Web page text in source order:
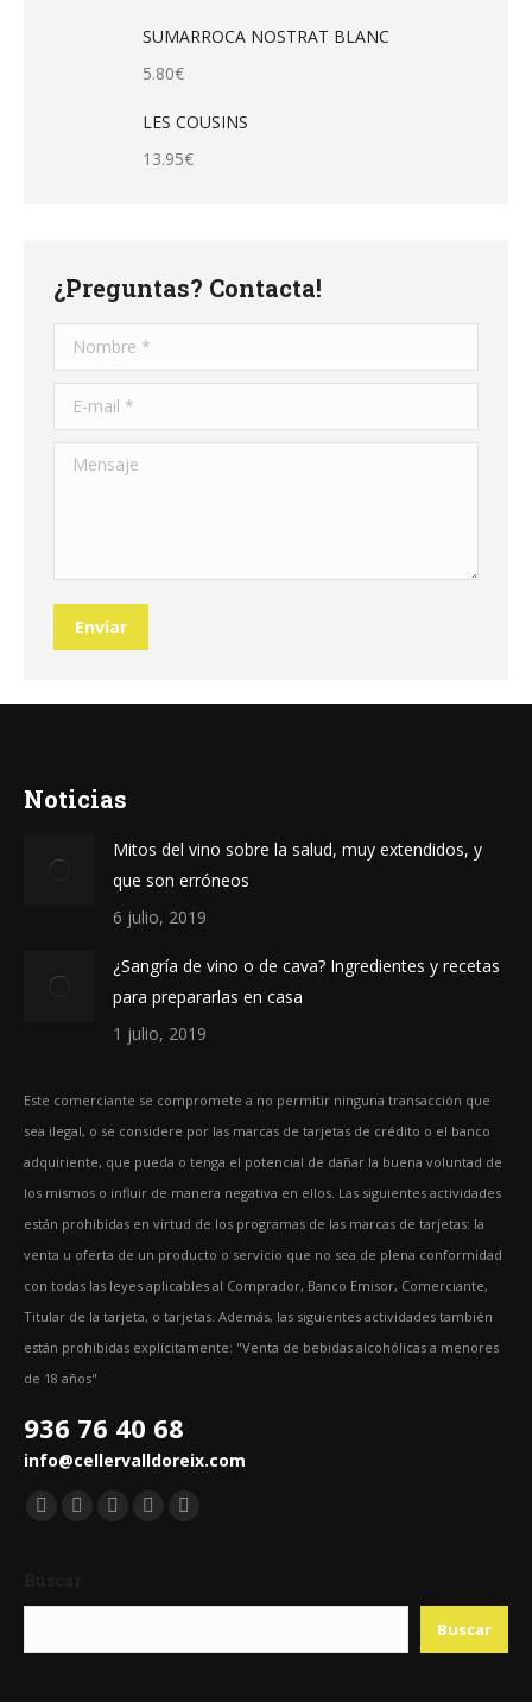
SUMARROCA NOSTRAT BLANC
5.80€
LES COUSINS
13.95€
¿Preguntas? Contacta!
Nombre *
E-mail *
Mensaje
Enviar
Noticias
Mitos del vino sobre la salud, muy extendidos, y
que son erróneos
6 julio, 2019
¿Sangría de vino o de cava? Ingredientes y recetas
para prepararlas en casa
1 julio, 2019
Este comerciante se compromete a no permitir ninguna transacción que
sea ilegal, o se considere por las marcas de tarjetas de crédito o el banco
adquiriente, que pueda o tenga el potencial de dañar la buena voluntad de
los mismos o influir de manera negativa en ellos. Las siguientes actividades
están prohibidas en virtud de los programas de las marcas de tarjetas: la
venta u oferta de un producto o servicio que no sea de plena conformidad
con todas las leyes aplicables al Comprador, Banco Emisor, Comerciante,
Titular de la tarjeta, o tarjetas. Además, las siguientes actividades también
están prohibidas explícitamente: "Venta de bebidas alcohólicas a menores
de 18 años"
936 76 40 68
info@cellervalldoreix.com
Encuéntranos en:
Facebook
in
Twitter
in
YouTube
in
Pinterest
in
Instagram
in
Buscar